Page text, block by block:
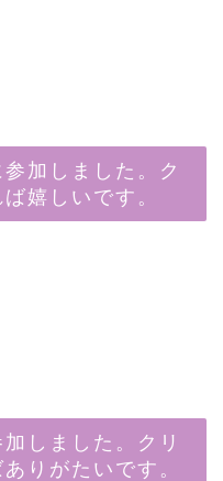
加しました。ク
嬉しいです。
しました。クリ
りがたいです。